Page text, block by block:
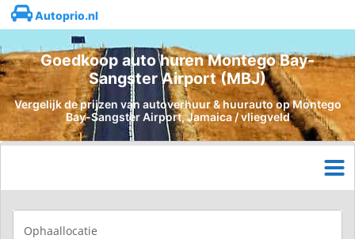
Autoprio.nl
Goedkoop auto huren Montego Bay-
Sangster Airport (MBJ)
Vergelijk de prijzen van autoverhuur & huurauto op Montego
Bay-Sangster Airport, Jamaica / vliegveld
Ophaallocatie